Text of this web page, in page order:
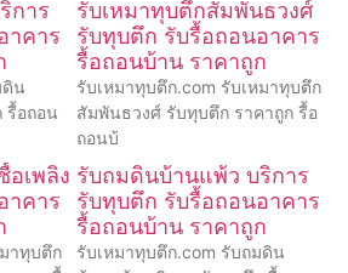
การ
าคาร
ดิน
รื้อถอน
รับเหมาทุบตึกสัมพันธวงศ์
รับทุบตึก รับรื้อถอนอาคาร
รื้อถอนบ้าน ราคาถูก
รับเหมาทุบตึก.com รับเหมาทุบตึก
สัมพันธวงศ์ รับทุบตึก ราคาถูก รื้อ
ถอนบ้
อเพลิง
าคาร
าทุบตึก
รับถมดินบ้านแพ้ว บริการ
รับทุบตึก รับรื้อถอนอาคาร
รื้อถอนบ้าน ราคาถูก
รับเหมาทุบตึก.com รับถมดิน